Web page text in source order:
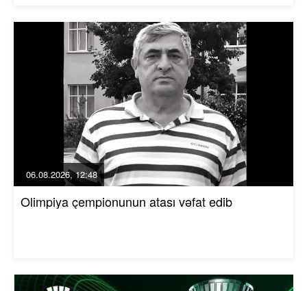
06.08.2026, 12:48
Olimpiya çempionunun atası vəfat edib